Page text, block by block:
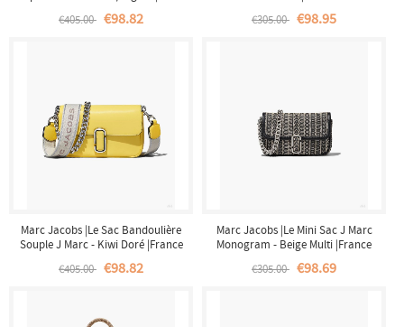
€405.00 €98.82
€305.00 €98.95
Marc Jacobs |Le Sac Bandoulière
Souple J Marc - Kiwi Doré |France
€405.00 €98.82
Marc Jacobs |Le Mini Sac J Marc
Monogram - Beige Multi |France
€305.00 €98.69